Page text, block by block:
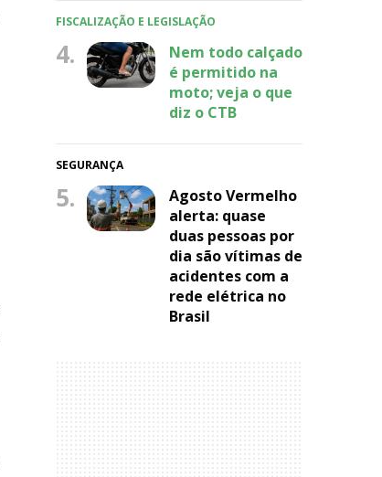
FISCALIZAÇÃO E LEGISLAÇÃO
4.
Nem todo calçado
é permitido na
moto; veja o que
diz o CTB
SEGURANÇA
5.
Agosto Vermelho
alerta: quase
duas pessoas por
dia são vítimas de
acidentes com a
rede elétrica no
Brasil